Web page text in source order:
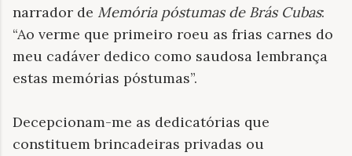
narrador de Memória póstumas de Brás Cubas:
“Ao verme que primeiro roeu as frias carnes do
meu cadáver dedico como saudosa lembrança
estas memórias póstumas”.
Decepcionam-me as dedicatórias que
constituem brincadeiras privadas ou